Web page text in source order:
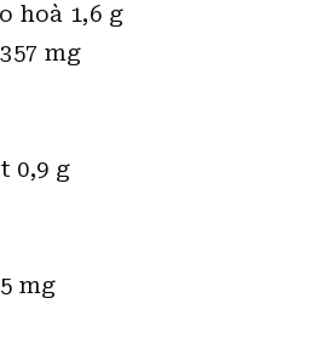
hoà 1,6 g
mg
0,9 g
mg